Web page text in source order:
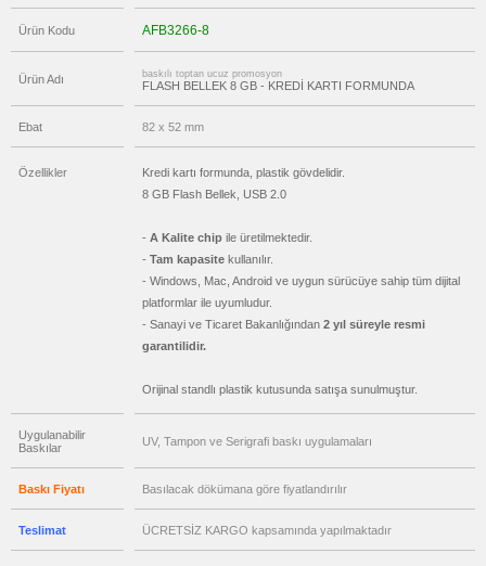
Ürün Kodu AFB3266-8
Ürün Adı baskılı toptan ucuz promosyon
FLASH BELLEK 8 GB - KREDİ KARTI FORMUNDA
Ebat 82 x 52 mm
Özellikler
Kredi kartı formunda, plastik gövdelidir.
8 GB Flash Bellek, USB 2.0
- A Kalite chip ile üretilmektedir.
- Tam kapasite kullanılır.
- Windows, Mac, Android ve uygun sürücüye sahip tüm dijital
platformlar ile uyumludur.
- Sanayi ve Ticaret Bakanlığından 2 yıl süreyle resmi
garantilidir.
Orijinal standlı plastik kutusunda satışa sunulmuştur.
Uygulanabilir
Baskılar
UV, Tampon ve Serigrafi baskı uygulamaları
Baskı Fiyatı Basılacak dökümana göre fiyatlandırılır
Teslimat ÜCRETSİZ KARGO kapsamında yapılmaktadır
Ajanda
Organizer
promosyon
&
promosyon
Seti
promosyon
Metre
&
Mezura
Çakı
&